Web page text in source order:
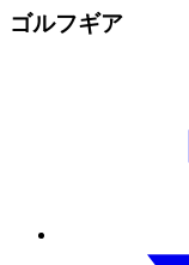
ゴルフギア